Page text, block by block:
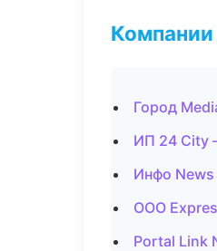
Город
ИП 24 City
Инфо
ООО
Portal Link